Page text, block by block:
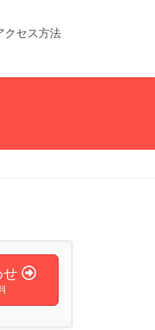
クセス方法
せ